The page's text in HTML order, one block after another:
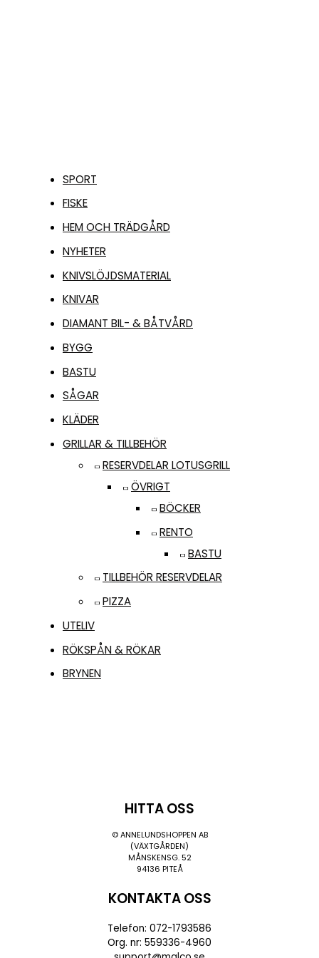
SPORT
FISKE
HEM OCH TRÄDGÅRD
NYHETER
KNIVSLÖJDSMATERIAL
KNIVAR
DIAMANT BIL- & BÅTVÅRD
BYGG
BASTU
SÅGAR
KLÄDER
GRILLAR & TILLBEHÖR
RESERVDELAR LOTUSGRILL
ÖVRIGT
BÖCKER
RENTO
BASTU
TILLBEHÖR RESERVDELAR
PIZZA
UTELIV
RÖKSPÅN & RÖKAR
BRYNEN
HITTA OSS
© ANNELUNDSHOPPEN AB
(VÄXTGÅRDEN)
MÅNSKENSG. 52
94136 PITEÅ
KONTAKTA OSS
Telefon: 072-1793586
Org. nr: 559336-4960